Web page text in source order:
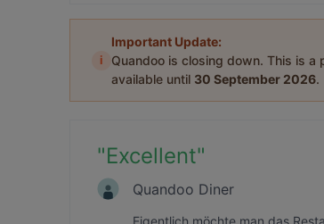
i
Important Update:
Quandoo is closing down. This is
available until 30 September 2026.
"Excellent"
Quandoo Diner
Eigentlich möchte man das